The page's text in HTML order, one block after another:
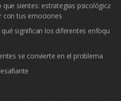
sientes: estrategias psicológicas
con tus emociones
significan los diferentes enfoques
se convierte en el problema